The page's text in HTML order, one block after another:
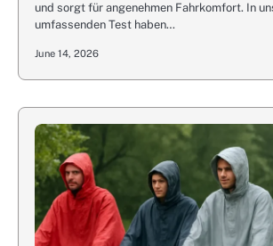
und sorgt für angenehmen Fahrkomfort. In
umfassenden Test haben…
June 14, 2026